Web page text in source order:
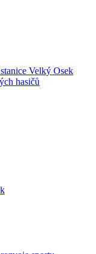
Velký Osek
hasičů